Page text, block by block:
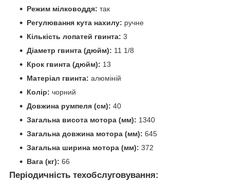
Режим мілководдя: так
Регулювання кута нахилу: ручне
Кількість лопатей гвинта: 3
Діаметр гвинта (дюйм): 11 1/8
Крок гвинта (дюйм): 13
Матеріал гвинта: алюміній
Колір: чорний
Довжина румпеля (см): 40
Загальна висота мотора (мм): 1340
Загальна довжина мотора (мм): 645
Загальна ширина мотора (мм): 372
Вага (кг): 66
Періодичність техобслуговування: